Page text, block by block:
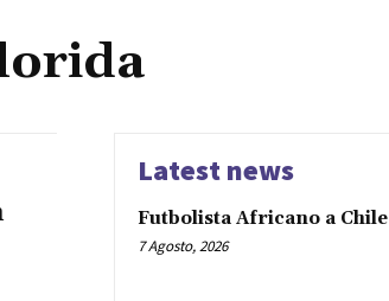
Latest news
Futbolista Africano a Chile
7 Agosto, 2026